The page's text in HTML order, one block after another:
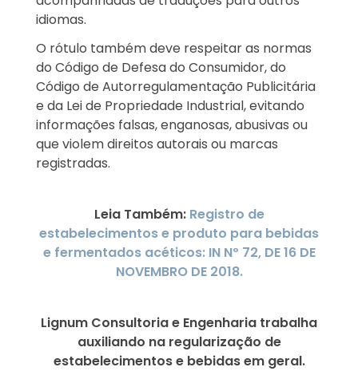
idiomas.
O rótulo também deve respeitar as normas
do Código de Defesa do Consumidor, do
Código de Autorregulamentação Publicitária
e da Lei de Propriedade Industrial, evitando
informações falsas, enganosas, abusivas ou
que violem direitos autorais ou marcas
registradas.
Leia Também: Registro de
estabelecimentos e produto para bebidas
e fermentados acéticos: IN Nº 72, DE 16 DE
NOVEMBRO DE 2018.
Lignum Consultoria e Engenharia trabalha
auxiliando na regularização de
estabelecimentos e bebidas em geral.